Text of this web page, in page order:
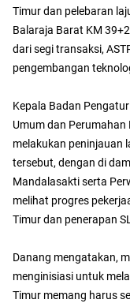
Timur dan pelebaran
Balaraja Barat KM
dari segi transaksi,
pengembangan
Kepala Badan
Umum dan Perumahan
melakukan peninjauan
tersebut, dengan di
Mandalasakti serta
melihat progres
Timur dan penerapan
Danang mengatakan,
menginisiasi untuk
Timur memang harus